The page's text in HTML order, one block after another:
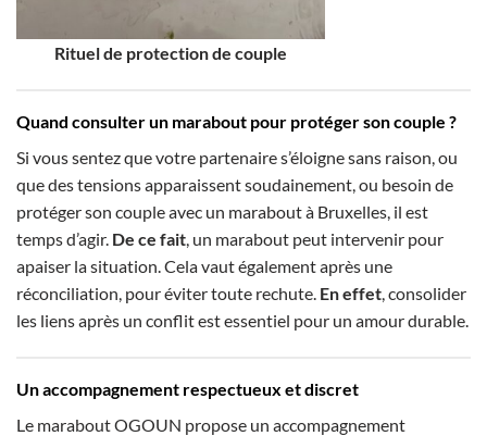
Rituel de protection de couple
Quand consulter un marabout pour protéger son couple ?
Si vous sentez que votre partenaire s’éloigne sans raison, ou
que des tensions apparaissent soudainement, ou besoin de
protéger son couple avec un marabout à Bruxelles, il est
temps d’agir. De ce fait , un marabout peut intervenir pour
apaiser la situation. Cela vaut également après une
réconciliation, pour éviter toute rechute. En effet , consolider
les liens après un conflit est essentiel pour un amour durable.
Un accompagnement respectueux et discret
Le marabout OGOUN propose un accompagnement